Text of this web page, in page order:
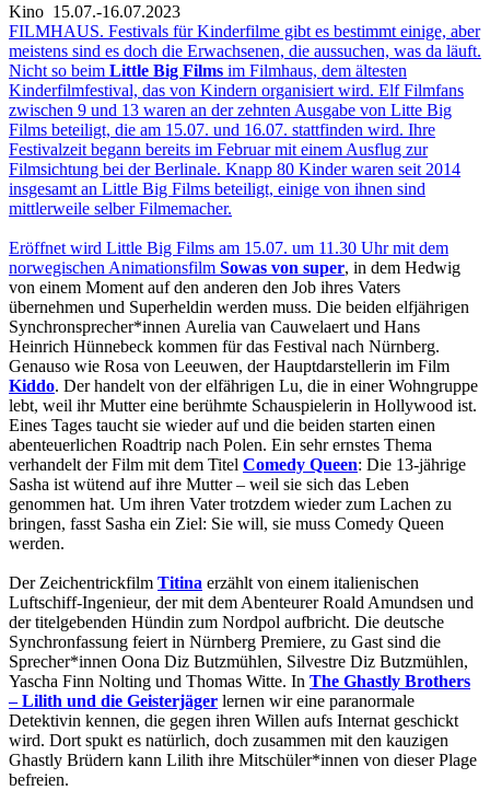
Kino 15.07.-16.07.2023
FILMHAUS. Festivals für Kinderfilme gibt es bestimmt einige, aber
meistens sind es doch die Erwachsenen, die aussuchen, was da läuft.
Nicht so beim Little Big Films im Filmhaus, dem ältesten
Kinderfilmfestival, das von Kindern organisiert wird. Elf Filmfans
zwischen 9 und 13 waren an der zehnten Ausgabe von Litte Big
Films beteiligt, die am 15.07. und 16.07. stattfinden wird. Ihre
Festivalzeit begann bereits im Februar mit einem Ausflug zur
Filmsichtung bei der Berlinale. Knapp 80 Kinder waren seit 2014
insgesamt an Little Big Films beteiligt, einige von ihnen sind
mittlerweile selber Filmemacher.
Eröffnet wird Little Big Films am 15.07. um 11.30 Uhr mit dem
norwegischen Animationsfilm Sowas von super, in dem Hedwig
von einem Moment auf den anderen den Job ihres Vaters
übernehmen und Superheldin werden muss. Die beiden elfjährigen
Synchronsprecher*innen Aurelia van Cauwelaert und Hans
Heinrich Hünnebeck kommen für das Festival nach Nürnberg.
Genauso wie Rosa von Leeuwen, der Hauptdarstellerin im Film
Kiddo. Der handelt von der elfährigen Lu, die in einer Wohngruppe
lebt, weil ihr Mutter eine berühmte Schauspielerin in Hollywood ist.
Eines Tages taucht sie wieder auf und die beiden starten einen
abenteuerlichen Roadtrip nach Polen. Ein sehr ernstes Thema
verhandelt der Film mit dem Titel Comedy Queen: Die 13-jährige
Sasha ist wütend auf ihre Mutter – weil sie sich das Leben
genommen hat. Um ihren Vater trotzdem wieder zum Lachen zu
bringen, fasst Sasha ein Ziel: Sie will, sie muss Comedy Queen
werden.
Der Zeichentrickfilm Titina erzählt von einem italienischen
Luftschiff-Ingenieur, der mit dem Abenteurer Roald Amundsen und
der titelgebenden Hündin zum Nordpol aufbricht. Die deutsche
Synchronfassung feiert in Nürnberg Premiere, zu Gast sind die
Sprecher*innen Oona Diz Butzmühlen, Silvestre Diz Butzmühlen,
Yascha Finn Nolting und Thomas Witte. In The Ghastly Brothers
– Lilith und die Geisterjäger lernen wir eine paranormale
Detektivin kennen, die gegen ihren Willen aufs Internat geschickt
wird. Dort spukt es natürlich, doch zusammen mit den kauzigen
Ghastly Brüdern kann Lilith ihre Mitschüler*innen von dieser Plage
befreien.